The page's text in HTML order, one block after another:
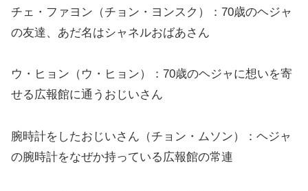
チェ・ファヨン（チョン・ヨンスク）：70歳のヘジャ
の友達、あだ名はシャネルおばあさん
ウ・ヒョン（ウ・ヒョン）：70歳のヘジャに想いを寄
せる広報館に通うおじいさん
腕時計をしたおじいさん（チョン・ムソン）：ヘジャ
の腕時計をなぜか持っている広報館の常連